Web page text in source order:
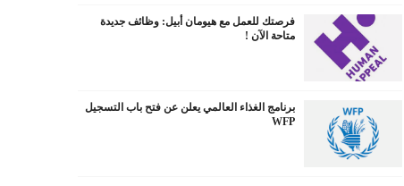
فرصتك للعمل مع هيومان أبيل: وظائف جديدة
متاحة الآن !
برنامج الغذاء العالمي يعلن عن فتح باب التسجيل
WFP